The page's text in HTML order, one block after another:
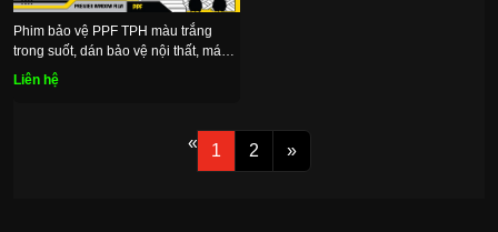
Phim bảo vệ PPF TPH màu trắng
trong suốt, dán bảo vệ nội thất, máy
móc, xe cộ
Liên hệ
« 1 2 »